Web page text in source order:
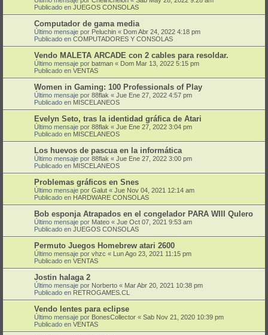
Publicado en JUEGOS CONSOLAS
Computador de gama media
Último mensaje por Peluchin « Dom Abr 24, 2022 4:18 pm
Publicado en COMPUTADORES Y CONSOLAS
Vendo MALETA ARCADE con 2 cables para resoldar.
Último mensaje por batman « Dom Mar 13, 2022 5:15 pm
Publicado en VENTAS
Women in Gaming: 100 Professionals of Play
Último mensaje por 88flak « Jue Ene 27, 2022 4:57 pm
Publicado en MISCELANEOS
Evelyn Seto, tras la identidad gráfica de Atari
Último mensaje por 88flak « Jue Ene 27, 2022 3:04 pm
Publicado en MISCELANEOS
Los huevos de pascua en la informática
Último mensaje por 88flak « Jue Ene 27, 2022 3:00 pm
Publicado en MISCELANEOS
Problemas gráficos en Snes
Último mensaje por Galut « Jue Nov 04, 2021 12:14 am
Publicado en HARDWARE CONSOLAS
Bob esponja Atrapados en el congelador PARA WIII QuIero
Último mensaje por Mateo « Jue Oct 07, 2021 9:53 am
Publicado en JUEGOS CONSOLAS
Permuto Juegos Homebrew atari 2600
Último mensaje por vhzc « Lun Ago 23, 2021 11:15 pm
Publicado en VENTAS
Jostin halaga 2
Último mensaje por Norberto « Mar Abr 20, 2021 10:38 pm
Publicado en RETROGAMES.CL
Vendo lentes para eclipse
Último mensaje por BonesCollector « Sab Nov 21, 2020 10:39 pm
Publicado en VENTAS